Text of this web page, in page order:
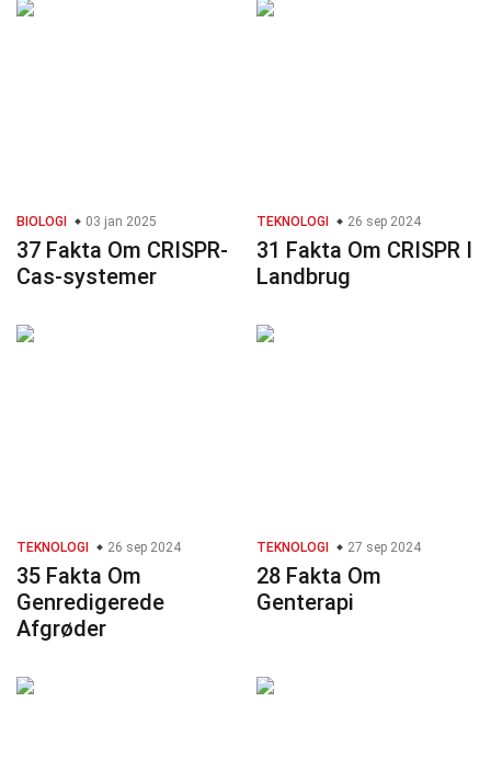
BIOLOGI 03 jan 2025
37 Fakta Om CRISPR-
Cas-systemer
TEKNOLOGI 26 sep 2024
31 Fakta Om CRISPR I
Landbrug
TEKNOLOGI 26 sep 2024
35 Fakta Om
Genredigerede
Afgrøder
TEKNOLOGI 27 sep 2024
28 Fakta Om
Genterapi